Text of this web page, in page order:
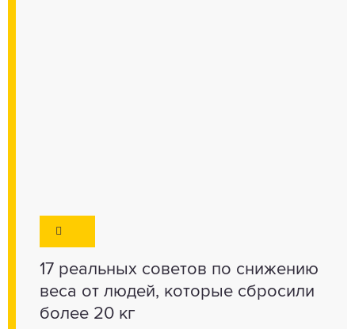
17 реальных советов по снижению
веса от людей, которые сбросили
более 20 кг